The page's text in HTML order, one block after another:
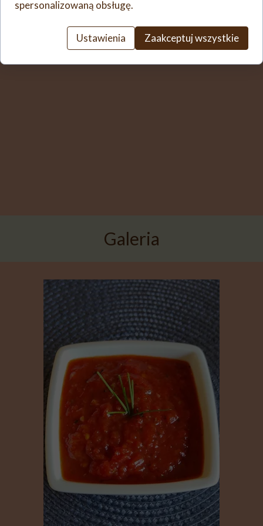
Galeria
spersonalizowaną obsługę.
Ustawienia Zaakceptuj wszystkie